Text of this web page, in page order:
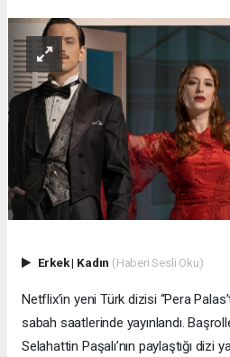
Erkek| Kadın (Haberi Sesli Oku)
Netflix’in yeni Türk dizisi “Pera
sabah saatlerinde yayınlandı.
Selahattin Paşalı’nın paylaştığı dizi